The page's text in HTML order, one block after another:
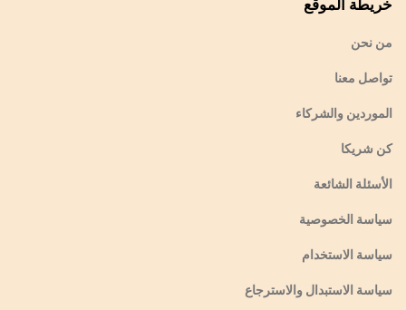
خريطة الموقع
من نحن
تواصل معنا
الموردين والشركاء
كن شريكا
الأسئلة الشائعة
سياسة الخصوصية
سياسة الاستخدام
سياسة الاستبدال والاسترجاع